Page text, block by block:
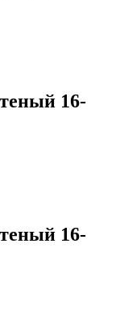
16-
16-